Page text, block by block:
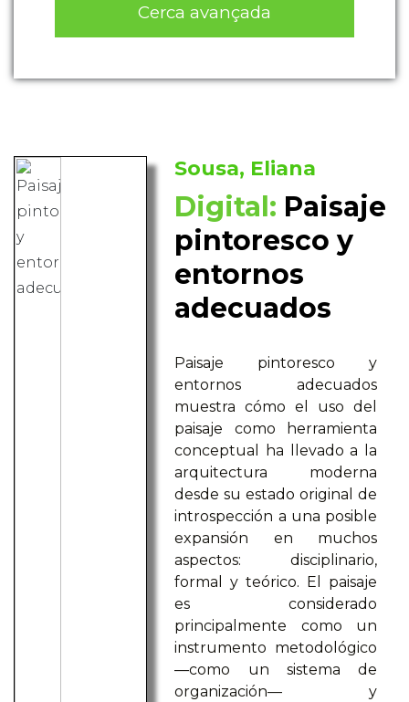
Cerca avançada
Sousa, Eliana
Digital: Paisaje
pintoresco y
entornos
adecuados
Paisaje pintoresco y
entornos adecuados
muestra cómo el uso del
paisaje como herramienta
conceptual ha llevado a la
arquitectura moderna
desde su estado original de
introspección a una posible
expansión en muchos
aspectos: disciplinario,
formal y teórico. El paisaje
es considerado
principalmente como un
instrumento metodológico
—como un sistema de
organización— y